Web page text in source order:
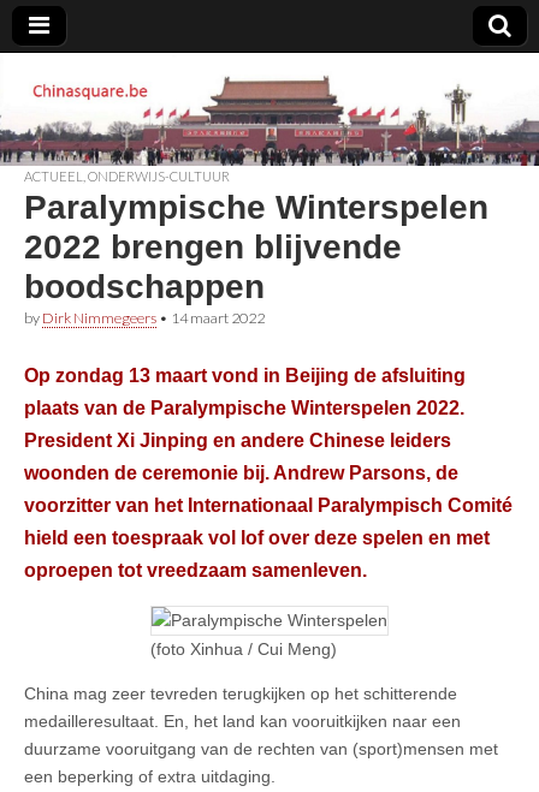
Chinasquare.be
ACTUEEL ONDERWIJS-CULTUUR
Paralympische Winterspelen
2022 brengen blijvende
boodschappen
by Dirk Nimmegeers • 14 maart 2022
Op zondag 13 maart vond in Beijing de afsluiting
plaats van de Paralympische Winterspelen 2022.
President Xi Jinping en andere Chinese leiders
woonden de ceremonie bij. Andrew Parsons, de
voorzitter van het Internationaal Paralympisch Comité
hield een toespraak vol lof over deze spelen en met
oproepen tot vreedzaam samenleven.
(foto Xinhua / Cui Meng)
China mag zeer tevreden terugkijken op het schitterende
medailleresultaat. En, het land kan vooruitkijken naar een
duurzame vooruitgang van de rechten van (sport)mensen met
een beperking of extra uitdaging.